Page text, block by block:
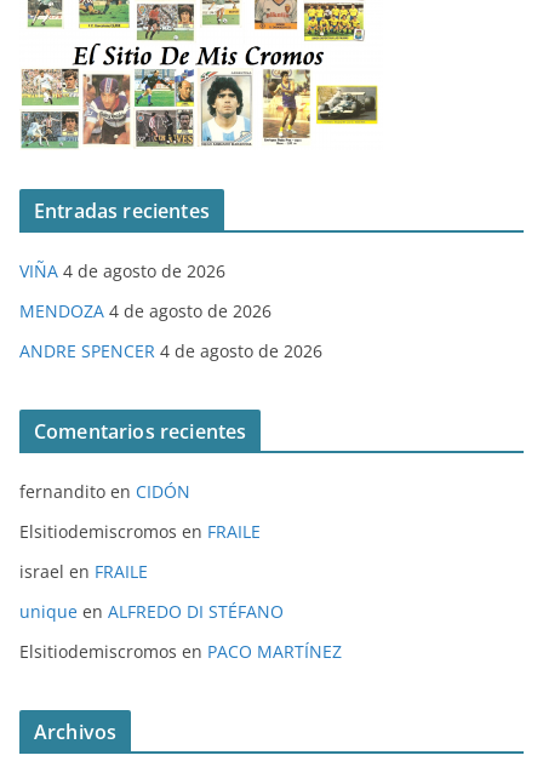
Entradas recientes
VIÑA 4 de agosto de 2026
MENDOZA 4 de agosto de 2026
ANDRE SPENCER 4 de agosto de 2026
Comentarios recientes
fernandito en CIDÓN
Elsitiodemiscromos en FRAILE
israel en FRAILE
unique en ALFREDO DI STÉFANO
Elsitiodemiscromos en PACO MARTÍNEZ
Archivos